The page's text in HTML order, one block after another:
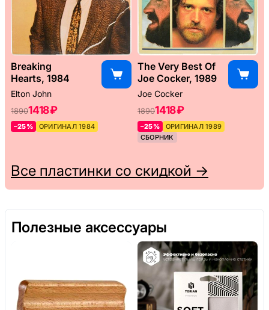
Breaking
Hearts, 1984
Elton John
18901418 ₽
–25% ОРИГИНАЛ 1984
The Very Best Of
Joe Cocker, 1989
Joe Cocker
18901418 ₽
–25%
ОРИГИНАЛ 1989
СБОРНИК
Все пластинки со скидкой →
Полезные аксессуары